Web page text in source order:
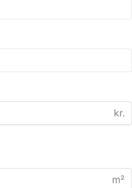
kr.
m²